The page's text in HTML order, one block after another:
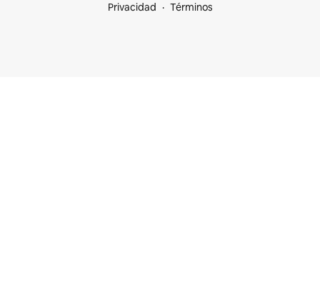
Privacidad
Términos